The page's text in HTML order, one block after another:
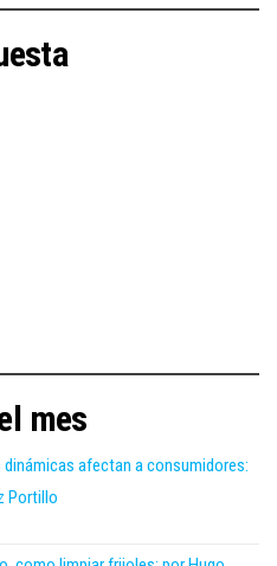
mes
afectan a consumidores:
Portillo